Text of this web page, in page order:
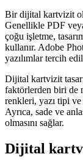
Bir dijital kartvizit
Genellikle PDF
çoğu işletme,
kullanır. Adobe
yazılımlar tercih
Dijital kartvizit
faktörlerden biri de
renkleri, yazı tipi
Ayrıca, sade ve
olmasını sağlar.
Dijital